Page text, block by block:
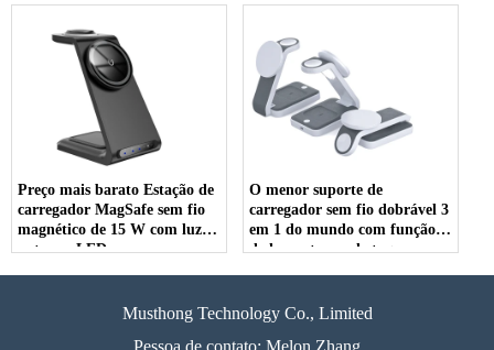
para Apple Watch AirPods e
iPhone (MH-Q520)
de carregamento LED para
iPhone (MH-Q510)
Preço mais barato Estação de
carregador MagSafe sem fio
magnético de 15 W com luz
noturna LED para
O menor suporte de
carregador sem fio dobrável 3
em 1 do mundo com função
de luz noturna de toque
Airpods (MH-Q495)
Musthong Technology Co., Limited
Pessoa de contato: Melon Zhang